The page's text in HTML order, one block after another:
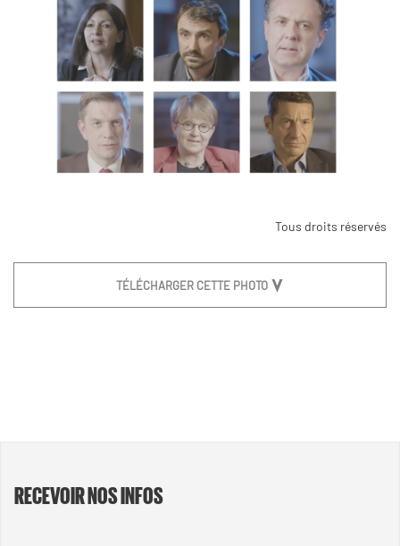
Tous droits réservés
TÉLÉCHARGER CETTE PHOTO
RECEVOIR NOS INFOS